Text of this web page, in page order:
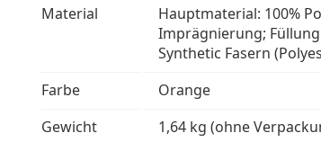
Material
Hauptmaterial: 100%
Imprägnierung;
Synthetic Fasern
Farbe
Orange
Gewicht
1,64 kg (ohne